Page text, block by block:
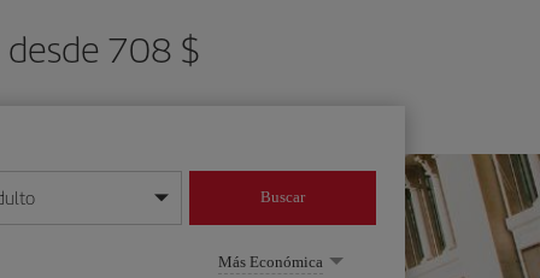
desde 708 $
mes/año
Buscar
Más Económica